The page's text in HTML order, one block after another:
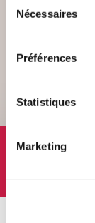
Nécessaires
Préférences
Statistiques
Marketing